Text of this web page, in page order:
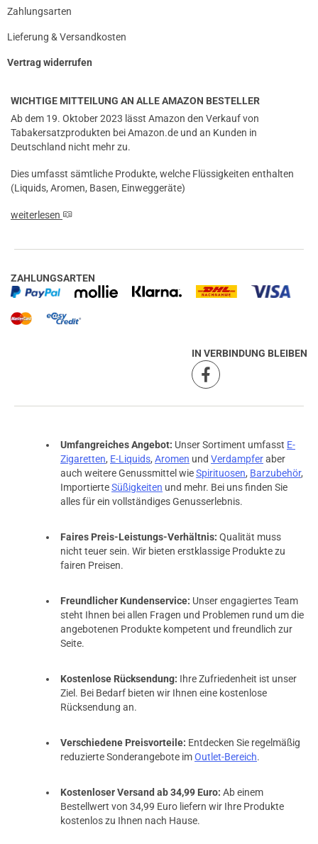
Zahlungsarten
Lieferung & Versandkosten
Vertrag widerrufen
WICHTIGE MITTEILUNG AN ALLE AMAZON BESTELLER
Ab dem 19. Oktober 2023 lässt Amazon den Verkauf von
Tabakersatzprodukten bei Amazon.de und an Kunden in
Deutschland nicht mehr zu.
Dies umfasst sämtliche Produkte, welche Flüssigkeiten enthalten
(Liquids, Aromen, Basen, Einweggeräte)
weiterlesen
ZAHLUNGSARTEN
IN VERBINDUNG BLEIBEN
Umfangreiches Angebot: Unser Sortiment umfasst E-
Zigaretten, E-Liquids, Aromen und Verdampferaber
auch weitere Genussmittel wieSpirituosen, Barzubehör,
ImportierteSüßigkeiten und mehr. Bei uns finden Sie
alles für ein vollständiges Genusserlebnis.
Faires Preis-Leistungs-Verhältnis: Qualität muss
nicht teuer sein. Wir bieten erstklassige Produkte zu
fairen Preisen.
Freundlicher Kundenservice: Unser engagiertes Team
steht Ihnen bei allen Fragen und Problemen rund um die
angebotenen Produkte kompetent und freundlich zur
Seite.
Kostenlose Rücksendung: Ihre Zufriedenheit ist unser
Ziel. Bei Bedarf bieten wir Ihnen eine kostenlose
Rücksendung an.
Verschiedene Preisvorteile: Entdecken Sie regelmäßig
reduzierte Sonderangebote imOutlet-Bereich.
Kostenloser Versand ab 34,99 Euro: Ab einem
Bestellwert von 34,99 Euro liefern wir Ihre Produkte
kostenlos zu Ihnen nach Hause.